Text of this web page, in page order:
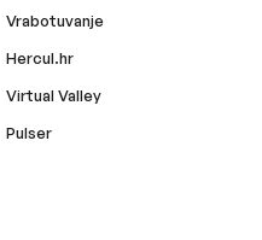
Vrabotuvanje
Hercul.hr
Virtual Valley
Pulser